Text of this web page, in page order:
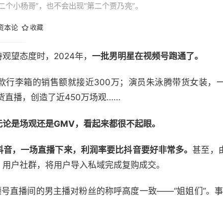
小杨哥”，也不会出现“第二个贾乃亮”。
本论 收藏
望态度时，2024年， 一批男明星在视频号跑通了。
行李箱的销售额就接近300万；演员朱泳腾带货女装，
直播，创造了近450万场观……
是场观还是GMV，看起来都很不起眼。
，一场直播下来，利润率要比抖音要好非常多。甚至，
户社群，将用户导入私域完成复购成交。
号直播间的男主播对粉丝的称呼高度一致——“姐姐们”。